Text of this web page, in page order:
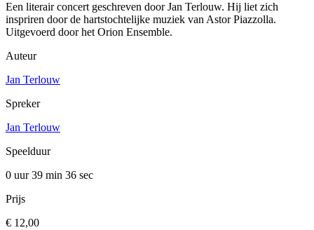
Een literair concert geschreven door Jan Terlouw. Hij liet zich
inspriren door de hartstochtelijke muziek van Astor Piazzolla.
Uitgevoerd door het Orion Ensemble.
Auteur
Jan Terlouw
Spreker
Jan Terlouw
Speelduur
0 uur 39 min 36 sec
Prijs
€ 12,00